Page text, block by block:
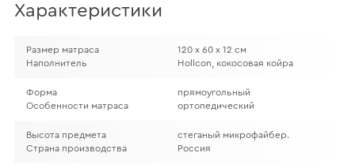
Характеристики
Размер матраса
120 х 60 х 12 см
Наполнитель
Hollcon, кокосовая койра
Форма
прямоугольный
Особенности матраса
ортопедический
Высота предмета
стеганый микрофайбер.
Страна производства
Россия